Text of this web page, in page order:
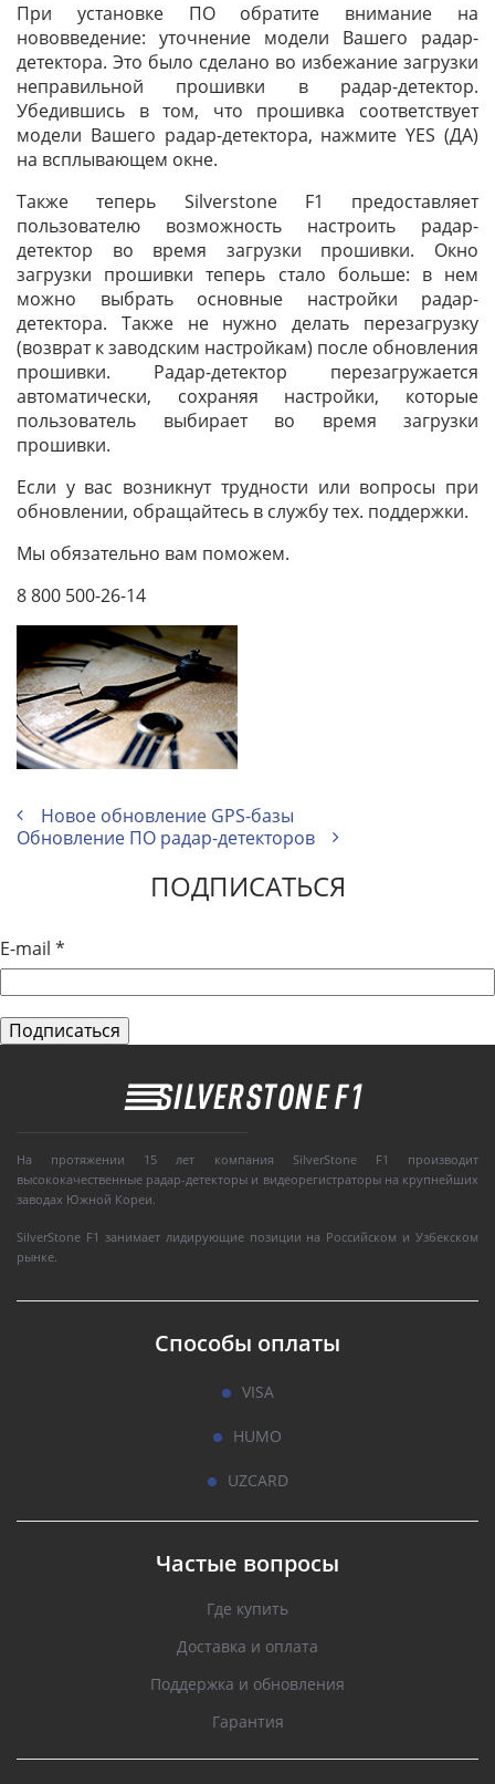
При установке ПО обратите внимание на
нововведение: уточнение модели Вашего радар-
детектора. Это было сделано во избежание загрузки
неправильной прошивки в радар-детектор.
Убедившись в том, что прошивка соответствует
модели Вашего радар-детектора, нажмите YES (ДА)
на всплывающем окне.
Также теперь Silverstone F1 предоставляет
пользователю возможность настроить радар-
детектор во время загрузки прошивки. Окно
загрузки прошивки теперь стало больше: в нем
можно выбрать основные настройки радар-
детектора. Также не нужно делать перезагрузку
(возврат к заводским настройкам) после обновления
прошивки. Радар-детектор перезагружается
автоматически, сохраняя настройки, которые
пользователь выбирает во время загрузки
прошивки.
Если у вас возникнут трудности или вопросы при
обновлении, обращайтесь в службу тех. поддержки.
Мы обязательно вам поможем.
8 800 500-26-14
Новое обновление GPS-базы
Обновление ПО радар-детекторов
ПОДПИСАТЬСЯ
E-mail *
На протяжении 15 лет компания SilverStone F1 производит
высококачественные радар-детекторы и видеорегистраторы на крупнейших
заводах Южной Кореи.
SilverStone F1 занимает лидирующие позиции на Российском и Узбекском
рынке.
Способы оплаты
VISA
HUMO
UZCARD
Частые вопросы
Где купить
Доставка и оплата
Поддержка и обновления
Гарантия